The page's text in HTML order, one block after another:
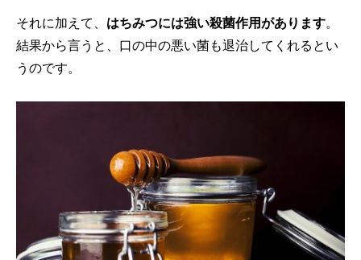
それに加えて、 はちみつには強い殺菌作用があります。
結果から言うと、口の中の悪い菌も退治してくれるとい
うのです。